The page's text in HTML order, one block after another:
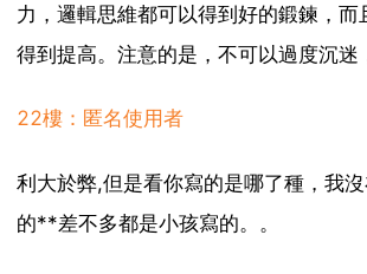
力，邏輯思維都可以得到好的鍛鍊，而
得到提高。注意的是，不可以過度沉迷
22樓：匿名使用者
利大於弊,但是看你寫的是哪了種，我
的**差不多都是小孩寫的。。